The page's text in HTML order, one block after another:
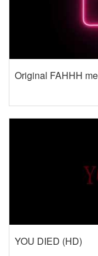
Original FAHHH
YOU DIED (HD)